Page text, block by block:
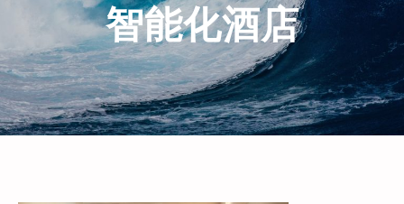
智能化酒店